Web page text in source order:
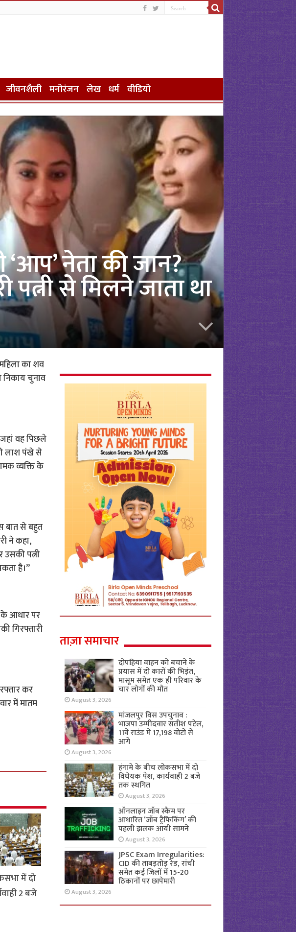
जीवनशैली मनोरंजन लेख धर्म वीडियो
नेता की जान?
से मिलने जाता था
का शव
चुनाव
वह पिछले
लाश पंखे से
व्यक्ति के
बात से बहुत
ने कहा,
पत्नी
है।”
आधार पर
गिरफ्तारी
कर
में मातम
में दो
2 बजे
ताज़ा समाचार
दोपहिया वाहन को बचाने के
प्रयास में दो कारों की भिड़ंत,
मासूम समेत एक ही परिवार के
चार लोगों की मौत
August 3, 2026
मांजलपुर विस उपचुनाव :
भाजपा उम्मीदवार सतीश पटेल,
11वें राउंड में 17,198 वोटों से
आगे
August 3, 2026
हंगामे के बीच लोकसभा में दो
विधेयक पेश, कार्यवाही 2 बजे
तक स्थगित
August 3, 2026
ऑनलाइन जॉब स्कैम पर
आधारित ‘जॉब ट्रैफिकिंग’ की
पहली झलक आयी सामने
August 3, 2026
JPSC Exam Irregularities:
CID की ताबड़तोड़ रेड, रांची
समेत कई जिलों में 15-20
ठिकानों पर छापेमारी
August 3, 2026